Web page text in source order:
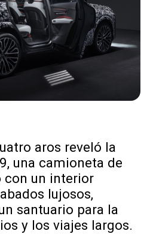
aros reveló la
una camioneta de
un interior
lujosos,
santuario para la
y los viajes largos.